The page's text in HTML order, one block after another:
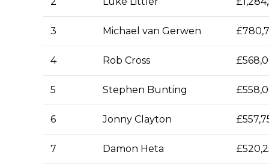
3 Michael van Gerwen
4 Rob Cross
5 Stephen Bunting
6 Jonny Clayton
7 Damon Heta